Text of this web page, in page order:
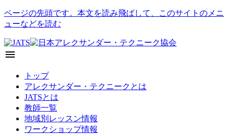
ページの先頭です。本文を読み飛ばして、このサイトのメニ
ューなどを読む
menu
トップ
アレクサンダー・テクニークとは
JATSとは
教師一覧
地域別レッスン情報
ワークショップ情報